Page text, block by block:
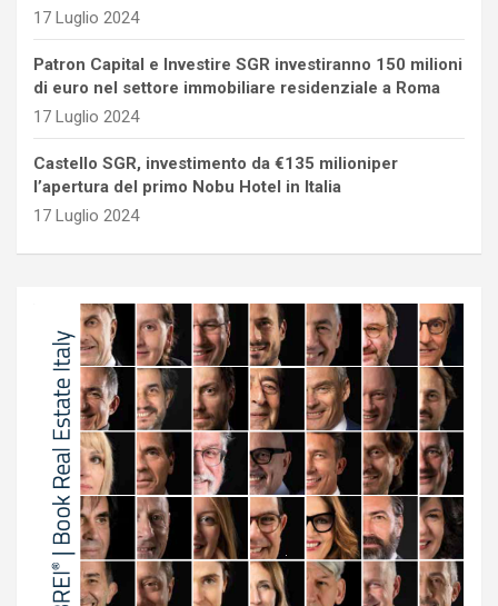
17 Luglio 2024
Patron Capital e Investire SGR investiranno 150 milioni
di euro nel settore immobiliare residenziale a Roma
17 Luglio 2024
Castello SGR, investimento da €135 milioniper
l’apertura del primo Nobu Hotel in Italia
17 Luglio 2024